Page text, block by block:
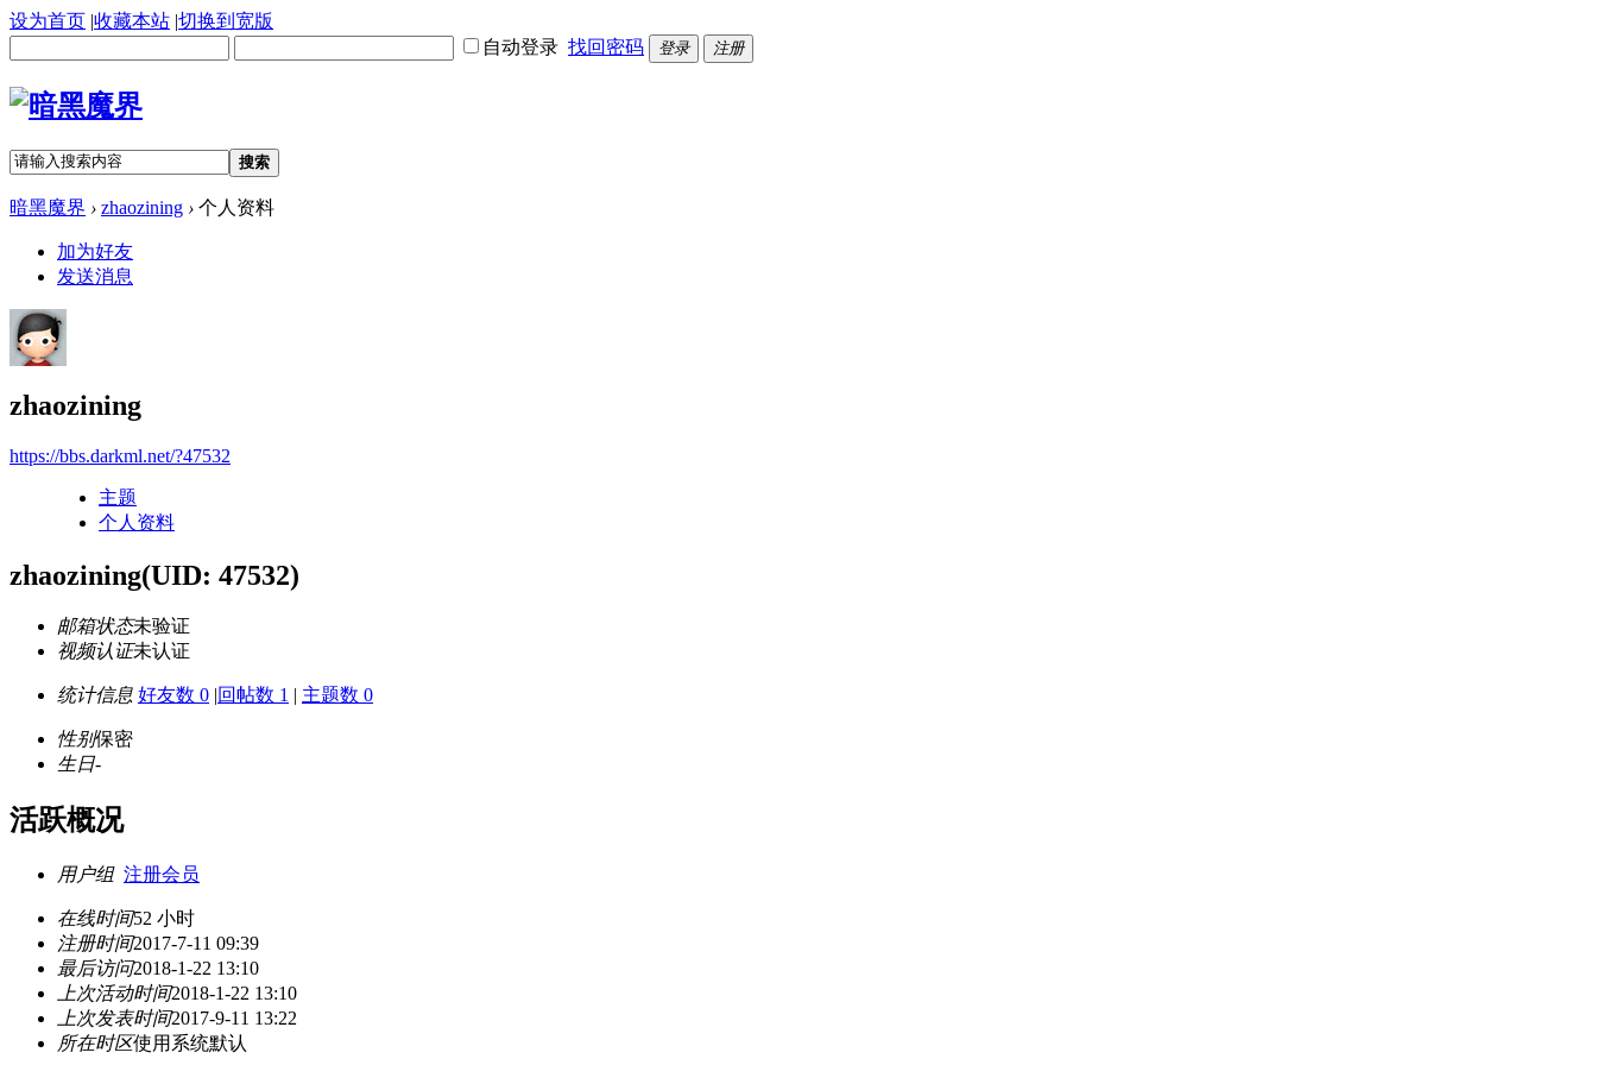
设为首页 |收藏本站 |切换到宽版
自动登录 找回密码 登录 注册
搜索
暗黑魔界 › zhaozining › 个人资料
加为好友
发送消息
zhaozining
https://bbs.darkml.net/?47532
主题
个人资料
zhaozining(UID: 47532)
邮箱状态未验证
视频认证未认证
统计信息 好友数 0 |回帖数 1 | 主题数 0
性别保密
生日-
活跃概况
用户组 注册会员
在线时间52 小时
注册时间2017-7-11 09:39
最后访问2018-1-22 13:10
上次活动时间2018-1-22 13:10
上次发表时间2017-9-11 13:22
所在时区使用系统默认